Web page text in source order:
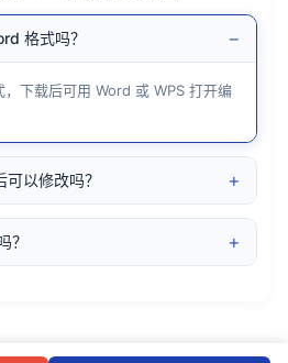
格式吗？ −
下载后可用 Word 或 WPS 打开编
以修改吗？ +
？ +